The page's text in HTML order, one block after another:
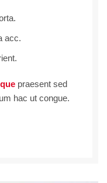
acc.
praesent sed
hac ut congue.